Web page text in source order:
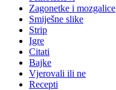
Zagonetke i mozgalice
Smiješne slike
Strip
Igre
Citati
Bajke
Vjerovali ili ne
Recepti